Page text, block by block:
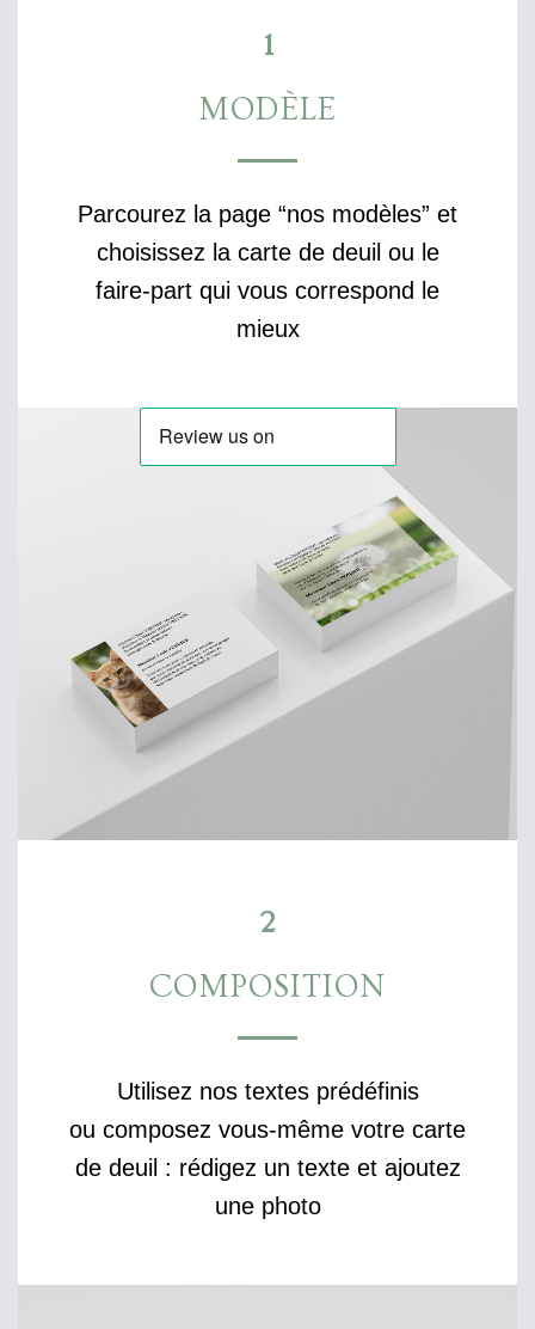
1
MODÈLE
Parcourez la page “nos modèles” et
choisissez la carte de deuil ou le
faire-part qui vous correspond le
mieux
2
COMPOSITION
Utilisez nos textes prédéfinis
ou composez vous-même votre carte
de deuil : rédigez un texte et ajoutez
une photo